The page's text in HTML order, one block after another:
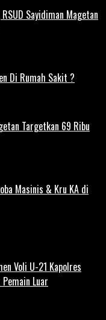
Sayidiman Magetan
Di Rumah Sakit ?
Targetkan 69 Ribu
Masinis & Kru KA di
Voli U-21 Kapolres
Luar